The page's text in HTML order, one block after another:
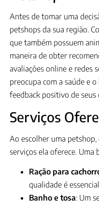
Antes de tomar uma
petshops da sua região.
que também possuem
maneira de obter
avaliações online e redes
preocupa com a saúde e
feedback positivo de seus
Serviços
Ao escolher uma
serviços ela oferece.
Ração para
qualidade é
Banho e tosa: Um